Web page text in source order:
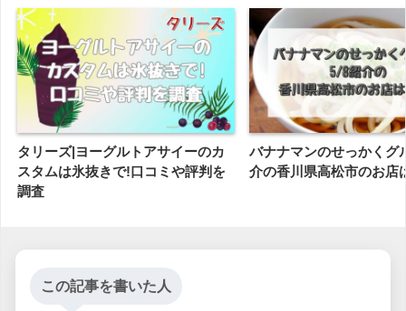
タリーズ|ヨーグルトアサイーのカ
スタムは氷抜きで!口コミや評判を
調査
バナナマンのせっかくグ
介の香川県高松市のお店
この記事を書いた人